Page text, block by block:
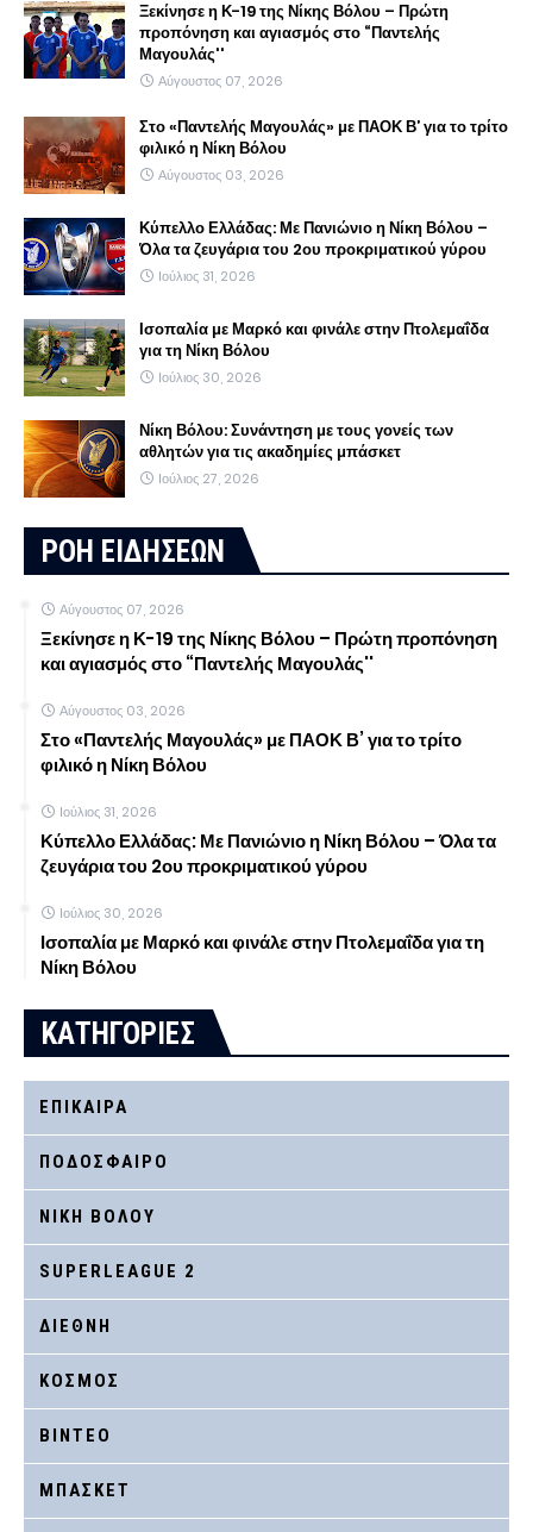
Ξεκίνησε η Κ-19 της Νίκης Βόλου – Πρώτη
προπόνηση και αγιασμός στο “Παντελής
Μαγουλάς''
Αύγουστος 07, 2026
Στο «Παντελής Μαγουλάς» με ΠΑΟΚ Β’ για το τρίτο
φιλικό η Νίκη Βόλου
Αύγουστος 03, 2026
Κύπελλο Ελλάδας: Με Πανιώνιο η Νίκη Βόλου –
Όλα τα ζευγάρια του 2ου προκριματικού γύρου
Ιούλιος 31, 2026
Ισοπαλία με Μαρκό και φινάλε στην Πτολεμαΐδα
για τη Νίκη Βόλου
Ιούλιος 30, 2026
Νίκη Βόλου: Συνάντηση με τους γονείς των
αθλητών για τις ακαδημίες μπάσκετ
Ιούλιος 27, 2026
ΡΟΗ ΕΙΔΗΣΕΩΝ
Αύγουστος 07, 2026
Ξεκίνησε η Κ-19 της Νίκης Βόλου – Πρώτη προπόνηση
και αγιασμός στο “Παντελής Μαγουλάς''
Αύγουστος 03, 2026
Στο «Παντελής Μαγουλάς» με ΠΑΟΚ Β’ για το τρίτο
φιλικό η Νίκη Βόλου
Ιούλιος 31, 2026
Κύπελλο Ελλάδας: Με Πανιώνιο η Νίκη Βόλου – Όλα τα
ζευγάρια του 2ου προκριματικού γύρου
Ιούλιος 30, 2026
Ισοπαλία με Μαρκό και φινάλε στην Πτολεμαΐδα για τη
Νίκη Βόλου
ΚΑΤΗΓΟΡΙΕΣ
ΕΠΙΚΑΙΡΑ
ΠΟΔΟΣΦΑΙΡΟ
ΝΙΚΗ ΒΟΛΟΥ
SUPERLEAGUE 2
ΔΙΕΘΝΗ
ΚΟΣΜΟΣ
ΒΙΝΤΕΟ
ΜΠΑΣΚΕΤ